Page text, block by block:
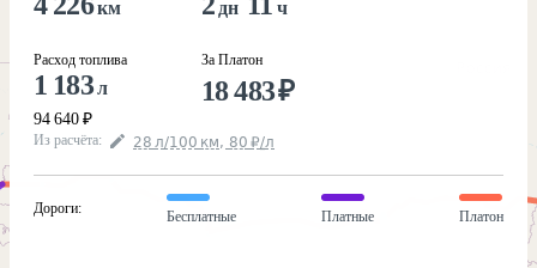
км
Расход топлива
1 183л
94 640 ₽
дн ч
За Платон
18 483₽
Из расчёта: 28 л/100 км, 80 ₽/л
Дороги:
Бесплатные Платные Платон